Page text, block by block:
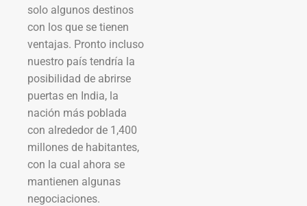
solo algunos destinos
con los que se tienen
ventajas. Pronto incluso
nuestro país tendría la
posibilidad de abrirse
puertas en India, la
nación más poblada
con alrededor de 1,400
millones de habitantes,
con la cual ahora se
mantienen algunas
negociaciones.